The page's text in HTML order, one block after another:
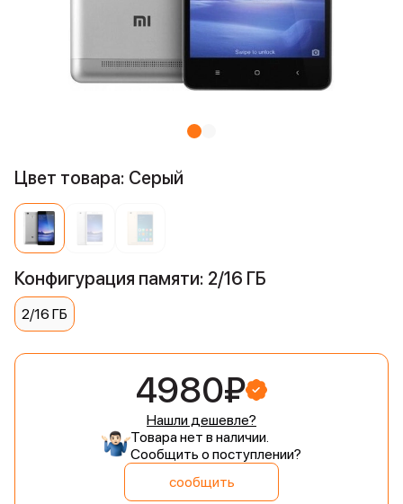
Цвет товара: Серый
Конфигурация памяти: 2/16 ГБ
2/16 ГБ
4980₽
Нашли дешевле?
Товара нет в наличии.
Сообщить о поступлении?
сообщить